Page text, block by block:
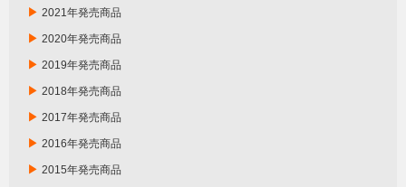
▶ 2021年発売商品
▶ 2020年発売商品
▶ 2019年発売商品
▶ 2018年発売商品
▶ 2017年発売商品
▶ 2016年発売商品
▶ 2015年発売商品